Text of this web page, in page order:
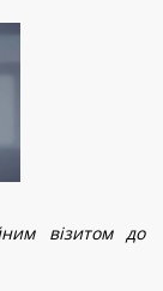
візитом до